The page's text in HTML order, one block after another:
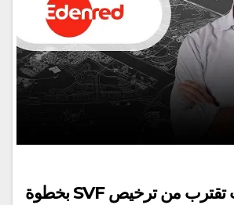
إيدنريد الإمارات تقترب من ترخيص SVF بخطوة